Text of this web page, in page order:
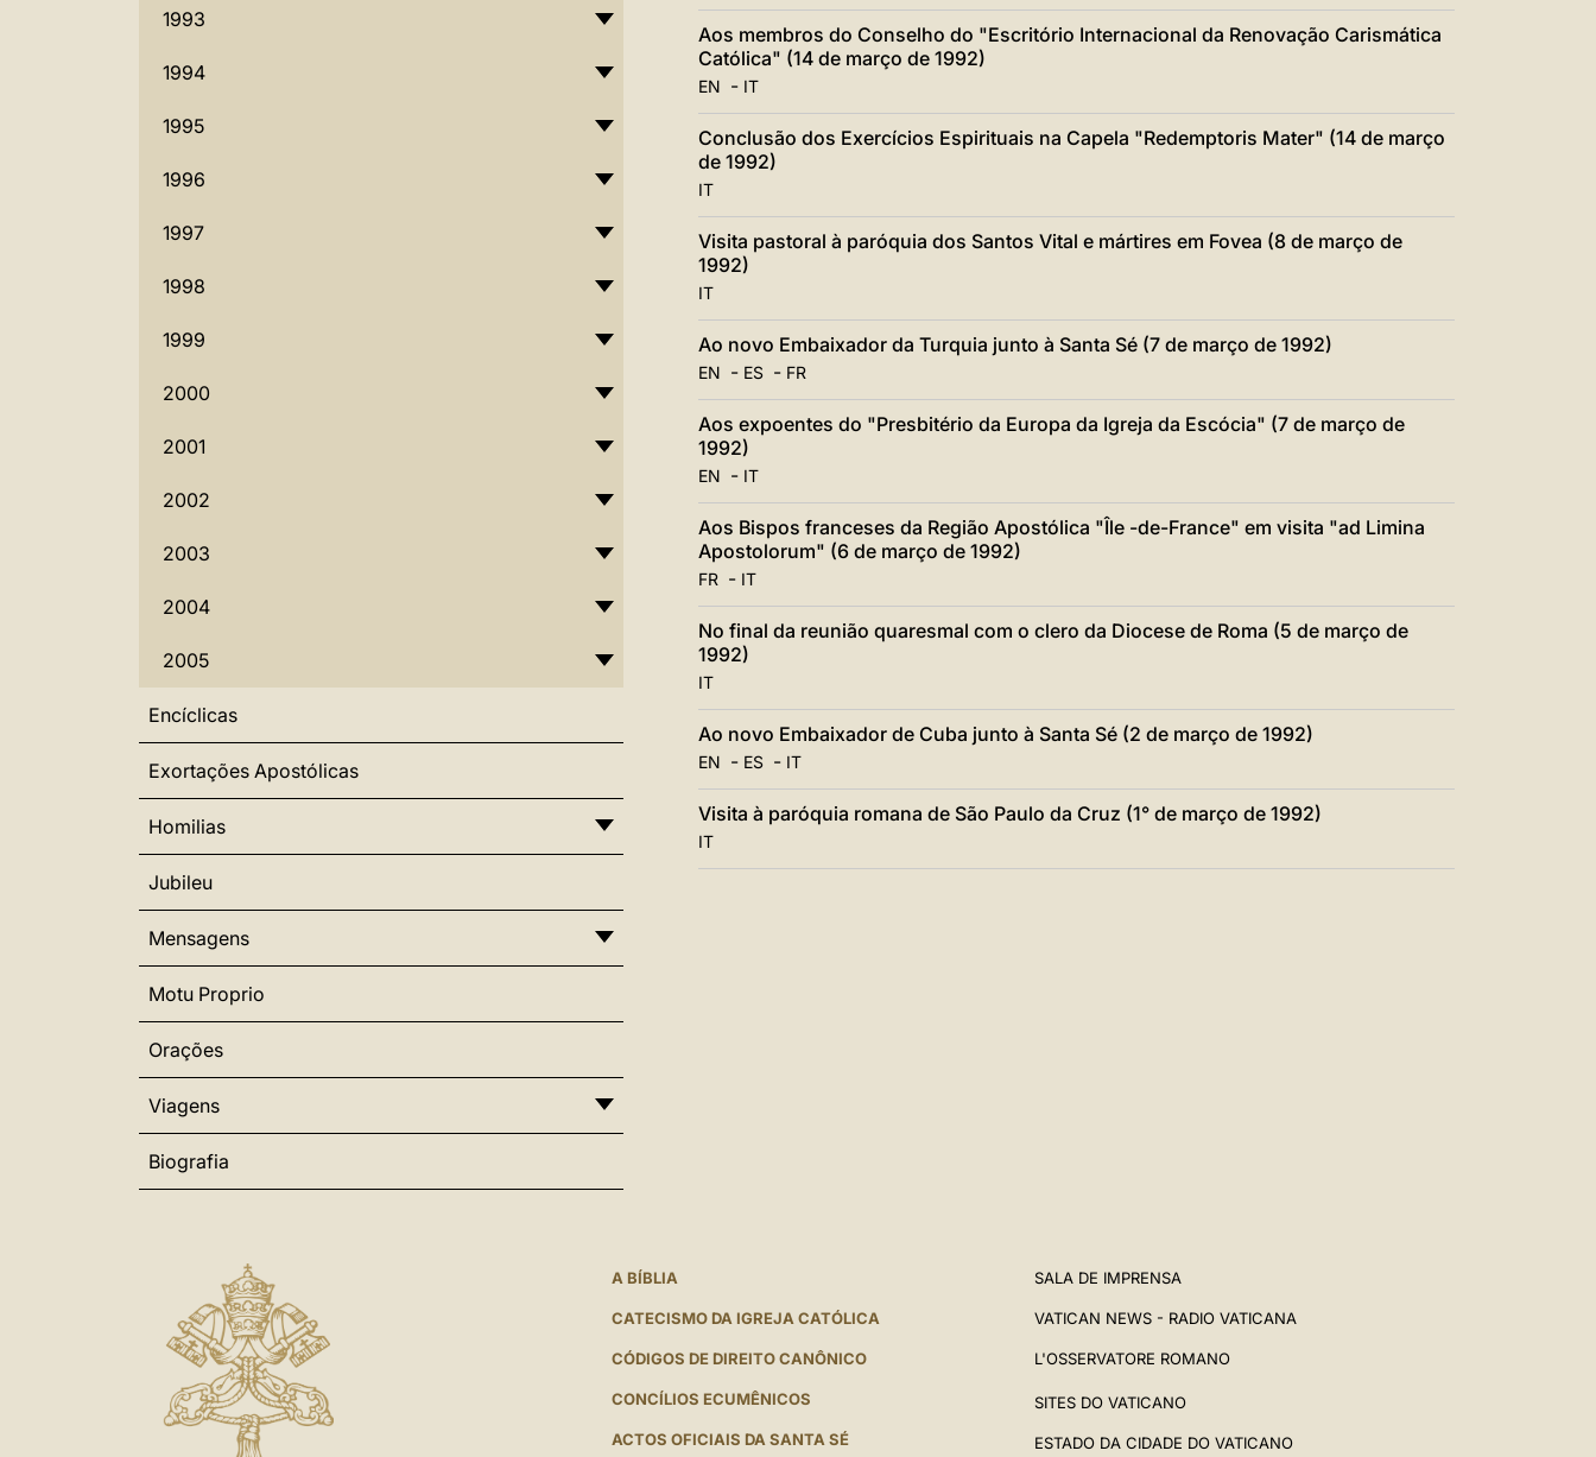
1993
1994
1995
1996
1997
1998
1999
2000
2001
2002
2003
2004
2005
Encíclicas
Exortações Apostólicas
Homilias
Jubileu
Mensagens
Motu Proprio
Orações
Viagens
Biografia
Aos membros do Conselho do "Escritório Internacional da Renovação Carismática
Católica" (14 de março de 1992)
EN - IT
Conclusão dos Exercícios Espirituais na Capela "Redemptoris Mater" (14 de março
de 1992)
IT
Visita pastoral à paróquia dos Santos Vital e mártires em Fovea (8 de março de
1992)
IT
Ao novo Embaixador da Turquia junto à Santa Sé (7 de março de 1992)
EN - ES- FR
Aos expoentes do "Presbitério da Europa da Igreja da Escócia" (7 de março de
1992)
EN - IT
Aos Bispos franceses da Região Apostólica "Île -de-France" em visita "ad Limina
Apostolorum" (6 de março de 1992)
FR- IT
No final da reunião quaresmal com o clero da Diocese de Roma (5 de março de
1992)
IT
Ao novo Embaixador de Cuba junto à Santa Sé (2 de março de 1992)
EN - ES- IT
Visita à paróquia romana de São Paulo da Cruz (1° de março de 1992)
IT
A BÍBLIA
CATECISMO DA IGREJA CATÓLICA
CÓDIGOS DE DIREITO CANÔNICO
CONCÍLIOS ECUMÊNICOS
ACTOS OFICIAIS DA SANTA SÉ
SALA DE IMPRENSA
VATICAN NEWS - RADIO VATICANA
L'OSSERVATORE ROMANO
SITES DO VATICANO
ESTADO DA CIDADE DO VATICANO